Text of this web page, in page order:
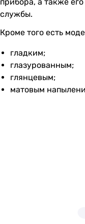
службы.
Кроме того есть
гладким;
глазурованным;
глянцевым;
матовым